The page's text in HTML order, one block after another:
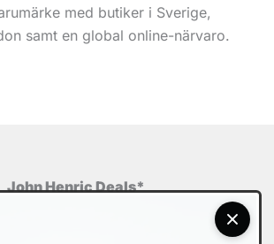
med butiker i Sverige,
samt en global online-närvaro.
John Henric Deals*